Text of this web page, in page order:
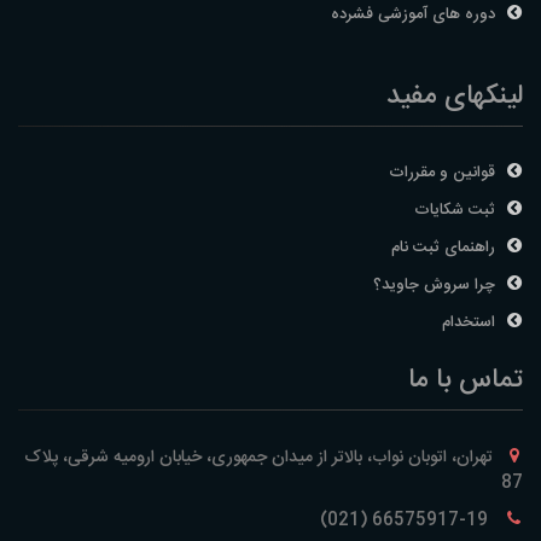
دوره های آموزشی فشرده
لینکهای مفید
قوانین و مقررات
ثبت شکایات
راهنمای ثبت نام
چرا سروش جاوید؟
استخدام
تماس با ما
تهران، اتوبان نواب، بالاتر از میدان جمهوری، خیابان ارومیه شرقی، پلاک
87